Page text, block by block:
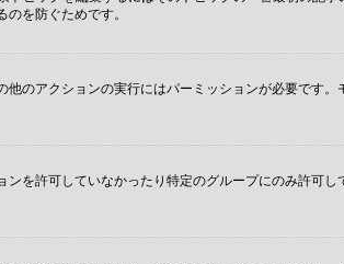
を防ぐためです。
のアクションの実行にはパーミッションが必要です。
を許可していなかったり特定のグループにのみ許可し